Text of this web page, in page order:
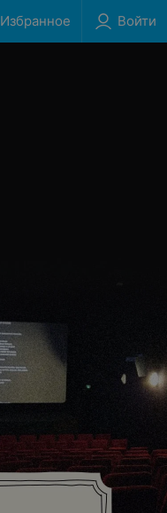
Избранное Войти